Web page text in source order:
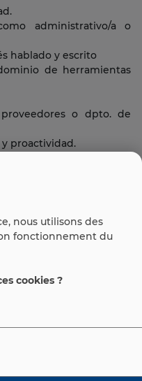
administrativo/a o
hablado y escrito
de herramientas
o dpto. de
y proactividad.
2024.
y aviso legal
nous utilisons des
fonctionnement du
cookies ?